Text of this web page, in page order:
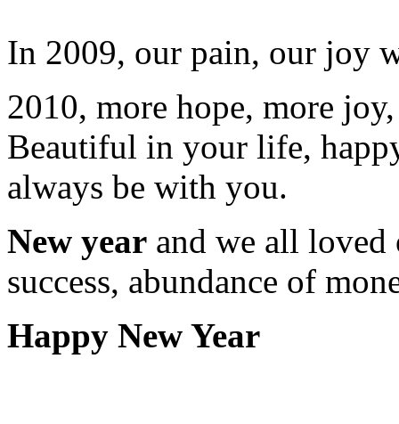
In 2009, our pain, our joy
2010, more hope, more
Beautiful in your life,
always be with you.
New year and we all loved
success, abundance of
Happy New Year